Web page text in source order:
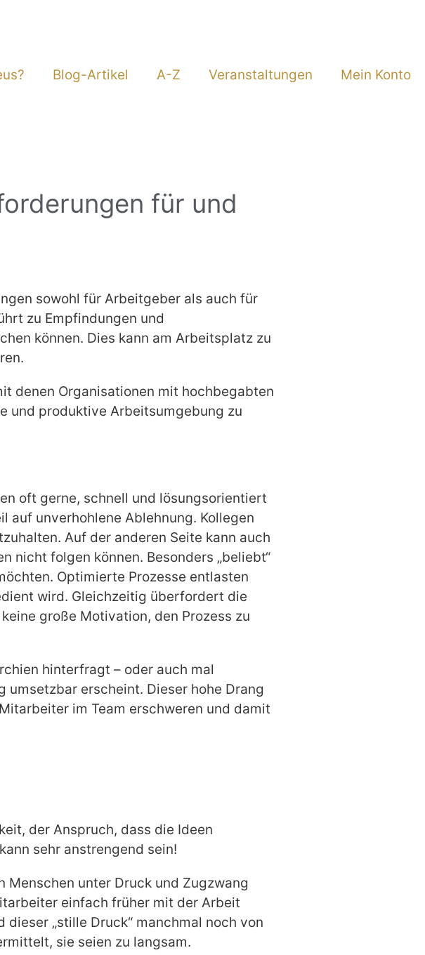
Blog-Artikel A-Z Veranstaltungen Mein Konto
für und
sowohl für Arbeitgeber als auch für
zu Empfindungen und
können. Dies kann am Arbeitsplatz zu
denen Organisationen mit hochbegabten
und produktive Arbeitsumgebung zu
oft gerne, schnell und lösungsorientiert
auf unverhohlene Ablehnung. Kollegen
Auf der anderen Seite kann auch
nicht folgen können. Besonders „beliebt“
Optimierte Prozesse entlasten
wird. Gleichzeitig überfordert die
große Motivation, den Prozess zu
hinterfragt – oder auch mal
erscheint. Dieser hohe Drang
im Team erschweren und damit
der Anspruch, dass die Ideen
sehr anstrengend sein!
unter Druck und Zugzwang
einfach früher mit der Arbeit
„stille Druck“ manchmal noch von
sie seien zu langsam.